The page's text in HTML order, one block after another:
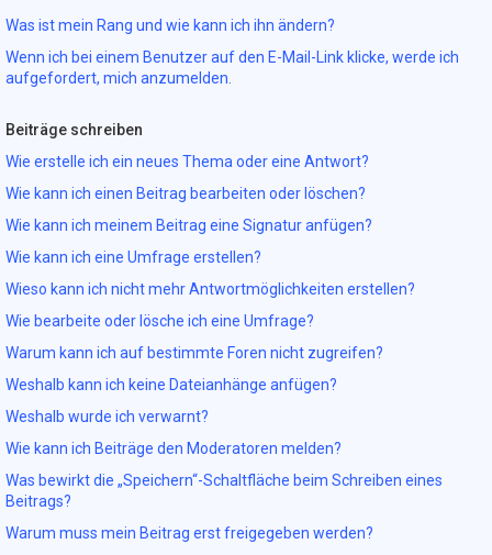
Was ist mein Rang und wie kann ich ihn ändern?
Wenn ich bei einem Benutzer auf den E-Mail-Link klicke, werde ich
aufgefordert, mich anzumelden.
Beiträge schreiben
Wie erstelle ich ein neues Thema oder eine Antwort?
Wie kann ich einen Beitrag bearbeiten oder löschen?
Wie kann ich meinem Beitrag eine Signatur anfügen?
Wie kann ich eine Umfrage erstellen?
Wieso kann ich nicht mehr Antwortmöglichkeiten erstellen?
Wie bearbeite oder lösche ich eine Umfrage?
Warum kann ich auf bestimmte Foren nicht zugreifen?
Weshalb kann ich keine Dateianhänge anfügen?
Weshalb wurde ich verwarnt?
Wie kann ich Beiträge den Moderatoren melden?
Was bewirkt die „Speichern“-Schaltfläche beim Schreiben eines
Beitrags?
Warum muss mein Beitrag erst freigegeben werden?